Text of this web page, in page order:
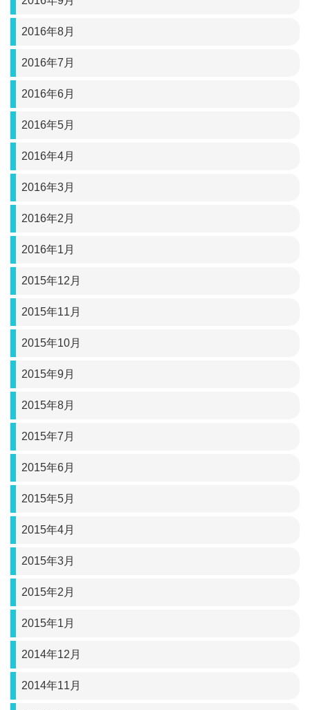
2016年8月
2016年7月
2016年6月
2016年5月
2016年4月
2016年3月
2016年2月
2016年1月
2015年12月
2015年11月
2015年10月
2015年9月
2015年8月
2015年7月
2015年6月
2015年5月
2015年4月
2015年3月
2015年2月
2015年1月
2014年12月
2014年11月